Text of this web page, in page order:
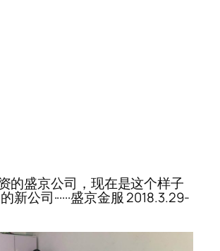
的盛京公司，现在是这个样子
的新公司······盛京金服 2018.3.29-